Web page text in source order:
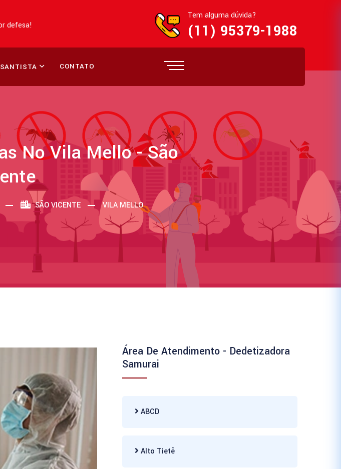
defesa!
Tem alguma dúvida?
(11) 95379-1988
CONTATO
No Vila Mello - São
SÃO VICENTE VILA MELLO
Área De Atendimento - Dedetizadora
Samurai
ABCD
Alto Tietê